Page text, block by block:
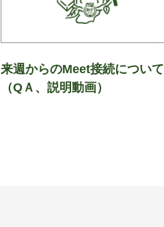
来週からのMeet接続について
（QＡ、説明動画）